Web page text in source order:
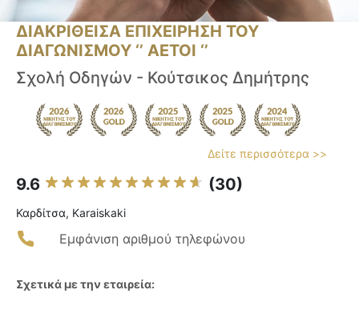
ΔΙΑΚΡΙΘΕΙΣΑ ΕΠΙΧΕΙΡΗΣΗ ΤΟΥ
ΔΙΑΓΩΝΙΣΜΟΥ ‘’ ΑΕΤΟΙ ‘’
Σχολή Οδηγών - Κούτσικος Δημήτρης
Δείτε περισσότερα >>
9.6 (30)
Καρδίτσα, Karaiskaki
Εμφάνιση αριθμού τηλεφώνου
Σχετικά με την εταιρεία: